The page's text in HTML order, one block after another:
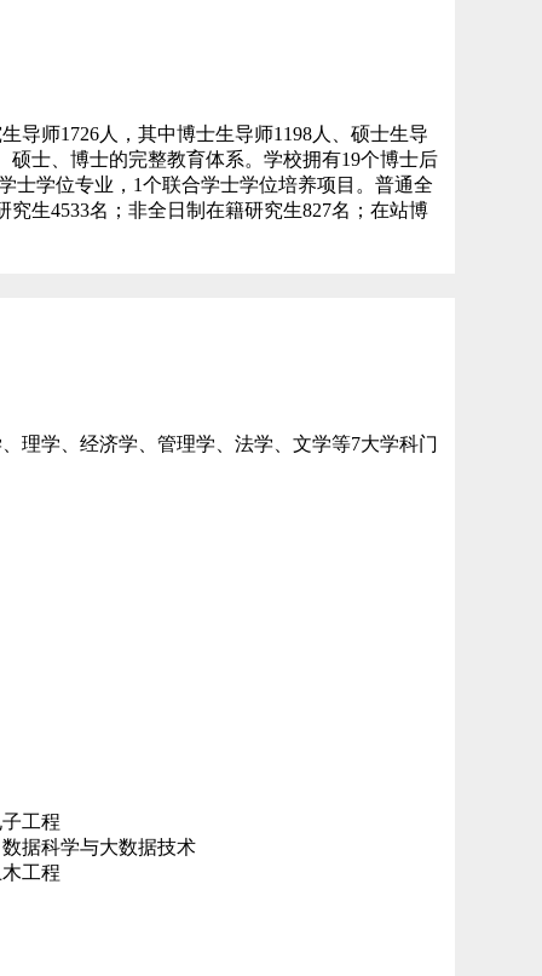
导师1726人，其中博士生导师1198人、硕士生导
硕士、博士的完整教育体系。学校拥有19个博士后
士学位专业，1个联合学士学位培养项目。普通全
生4533名；非全日制在籍研究生827名；在站博
理学、经济学、管理学、法学、文学等7大学科门
工程
据科学与大数据技术
工程